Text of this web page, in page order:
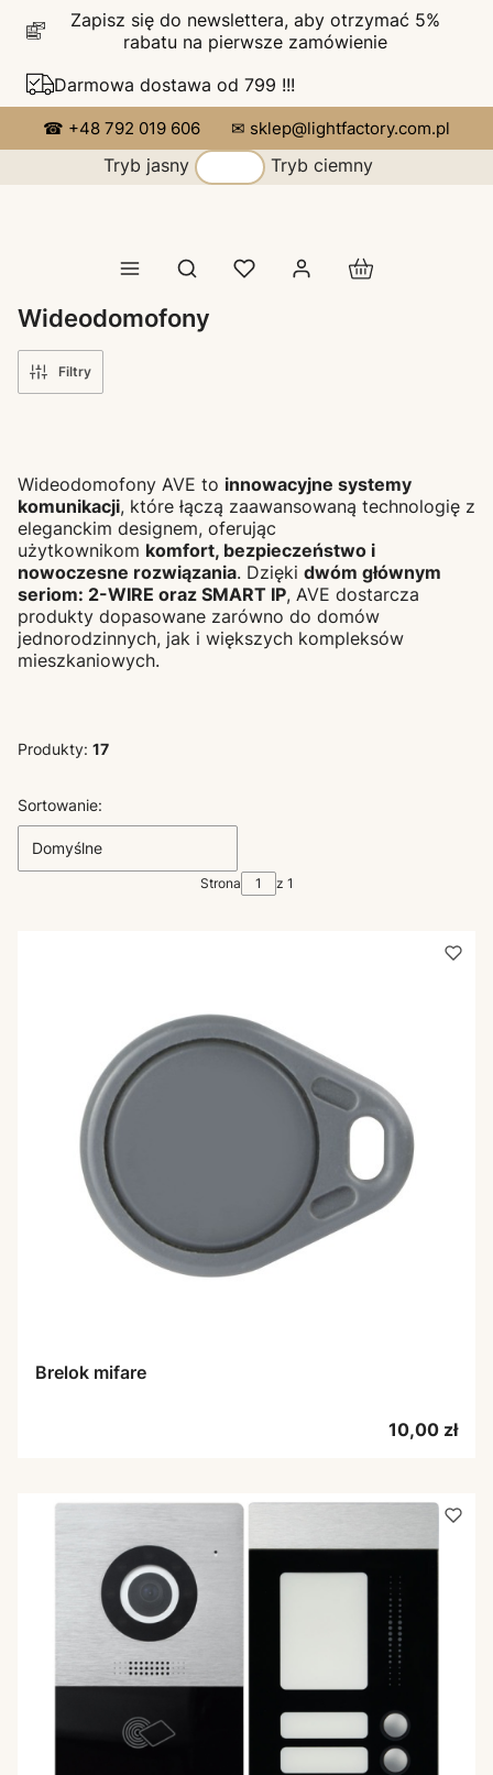
Zapisz się do newslettera, aby otrzymać 5%
rabatu na pierwsze zamówienie
Darmowa dostawa od 799 !!!
☎ +48 792 019 606 ✉ sklep@lightfactory.com.pl
Tryb jasny Tryb ciemny
Otwórz wyszukiwarkę Produkty w
Wideodomofony
Filtry
Wideodomofony AVE to innowacyjne systemy
komunikacji, które łączą zaawansowaną technologię z
eleganckim designem, oferując
użytkownikom komfort, bezpieczeństwo i
nowoczesne rozwiązania. Dzięki dwóm głównym
seriom: 2-WIRE oraz SMART IP, AVE dostarcza
produkty dopasowane zarówno do domów
jednorodzinnych, jak i większych kompleksów
mieszkaniowych.
Produkty: 17
Lista produktów
Sortowanie:
Domyślne
Strona z 1
Brelok mifare
Cena
10,00 zł